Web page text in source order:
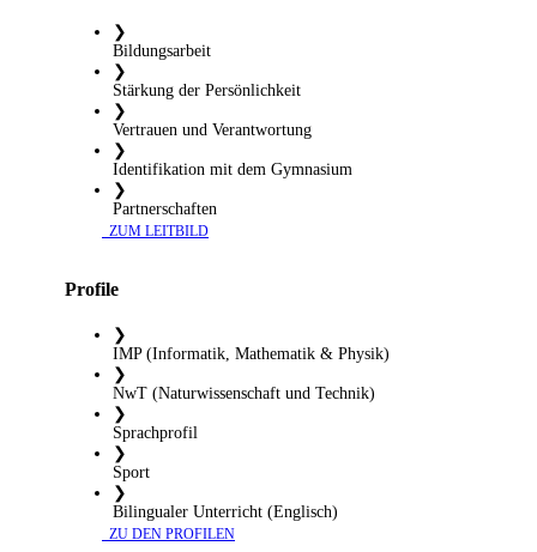
❯
Bildungsarbeit
❯
Stärkung der Persönlichkeit
❯
Vertrauen und Verantwortung
❯
Identifikation mit dem Gymnasium
❯
Partnerschaften
​ ZUM LEITBILD
Profile
❯
IMP (Informatik, Mathematik & Physik)
❯
NwT (Naturwissenschaft und Technik)
❯
Sprachprofil
❯
Sport
❯
Bilingualer Unterricht (Englisch)
​ ZU DEN PROFILEN